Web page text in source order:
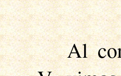
Al considerar el pontificado de Nicolás V, vimos una faceta del resurgimiento del saber en Italia, cuando el movimiento conservaba su frescura inicial, cuando sus tendencias aún no se habían desarrollado, y el papado esperaba utilizarlo como medio para difundir sus nuevas glorias. Además de la moda imperante en la época, la lucha contra el Concilio de Basilea y las negociaciones con los griegos habían llevado al papado a sentir la necesidad de eruditos y defensores literarios de la nueva escuela. Mientras que las cortes italianas patrocinaban a aventureros literarios dispuestos, como Lorenzo Valla, a usar sus plumas contra el Papa, ni siquiera un monje como Eugenio IV se atrevió a rechazar la nueva doctrina. Si bien el Concilio de Basilea era un campo donde los eruditos ambiciosos podían alimentar sus plumas con invectivas contra el Papa, el papado no podía permitirse el lujo de prescindir de gladiadores literarios. El Concilio de Florencia trajo a Occidente una serie de eruditos griegos, cuya ayuda fue útil a los teólogos latinos para combatir la metafísica del partido ortodoxo entre los griegos. El papado estaba demasiado en deuda con los humanistas como para repudiarlos. Nicolás V se colocó a la cabeza y fue mecenas de eruditos, a quienes empleó para difundir los registros de la antigüedad clásica y bíblica. No temía las